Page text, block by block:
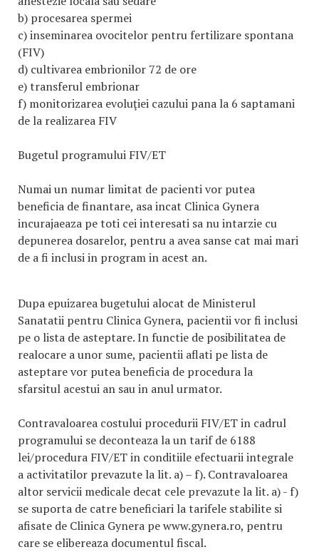
b) procesarea spermei
c) inseminarea ovocitelor pentru fertilizare spontana
(FIV)
d) cultivarea embrionilor 72 de ore
e) transferul embrionar
f) monitorizarea evoluţiei cazului pana la 6 saptamani
de la realizarea FIV
Bugetul programului FIV/ET
Numai un numar limitat de pacienti vor putea
beneficia de finantare, asa incat Clinica Gynera
incurajaeaza pe toti cei interesati sa nu intarzie cu
depunerea dosarelor, pentru a avea sanse cat mai mari
de a fi inclusi in program in acest an.
Dupa epuizarea bugetului alocat de Ministerul
Sanatatii pentru Clinica Gynera, pacientii vor fi inclusi
pe o lista de asteptare. In functie de posibilitatea de
realocare a unor sume, pacientii aflati pe lista de
asteptare vor putea beneficia de procedura la
sfarsitul acestui an sau in anul urmator.
Contravaloarea costului procedurii FIV/ET in cadrul
programului se deconteaza la un tarif de 6188
lei/procedura FIV/ET in conditiile efectuarii integrale
a activitatilor prevazute la lit. a) – f). Contravaloarea
altor servicii medicale decat cele prevazute la lit. a) - f)
se suporta de catre beneficiari la tarifele stabilite si
afisate de Clinica Gynera pe www.gynera.ro, pentru
care se elibereaza documentul fiscal.